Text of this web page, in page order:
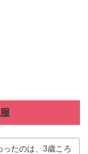
たのは、3歳ころ